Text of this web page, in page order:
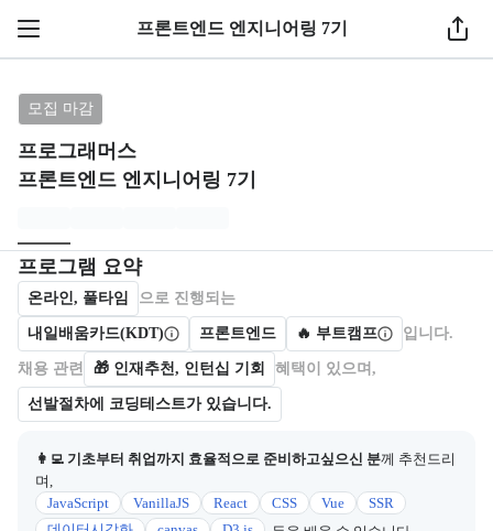
프론트엔드 엔지니어링 7기
1 / 3
모집 마감
프로그래머스
프론트엔드 엔지니어링 7기
브랜드: 프로그래머스, 과정명: 프론트엔드 엔지니어
모집개요
프로그램 요약
캠프를 운영하거나 참여하는 회사 정보를 카드 형태로 제공한다.
온라인, 풀타임 으로 진행되는
내일배움카드(KDT) 프론트엔드 🔥 부트캠프 입니다.
채용 관련 🎁 인재추천, 인턴십 기회 혜택이 있으며,
선발절차에 코딩테스트가 있습니다.
👩‍💻 기초부터 취업까지 효율적으로 준비하고싶으신 분께 추천드리
며,
JavaScript
VanillaJS React CSS Vue
SSR